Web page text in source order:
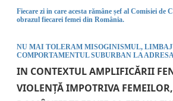
Fiecare zi in care acesta rămâne șef al Comisiei de
obrazul fiecarei femei din România.
NU MAI TOLERAM MISOGINISMUL,
COMPORTAMENTUL SUBURBAN LA
IN CONTEXTUL AMPLIFICĂRII
VIOLENȚĂ IMPOTRIVA